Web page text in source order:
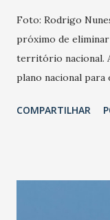
Foto: Rodrigo
próximo de
território nacional.
plano nacional para
remédio para
COMPARTILHAR